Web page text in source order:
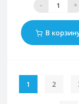
- +
В
1 2